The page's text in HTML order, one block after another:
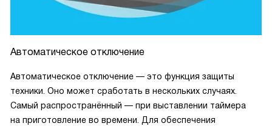
Автоматическое отключение
Автоматическое отключение — это функция защиты
техники. Оно может сработать в нескольких случаях.
Самый распространённый — при выставлении таймера
на приготовление во времени. Для обеспечения